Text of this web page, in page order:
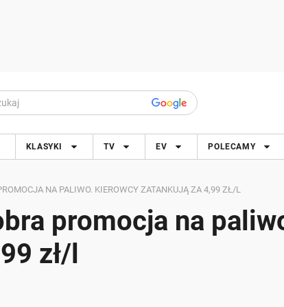
KLASYKI TV EV POLECAMY
NA PALIWO. KIEROWCY ZATANKUJĄ ZA 4,99 ZŁ/L
promocja na
zł/l